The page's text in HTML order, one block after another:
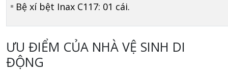
Bệ xí bệt Inax C117: 01 cái.
ƯU ĐIỂM CỦA NHÀ VỆ SINH DI
ĐỘNG